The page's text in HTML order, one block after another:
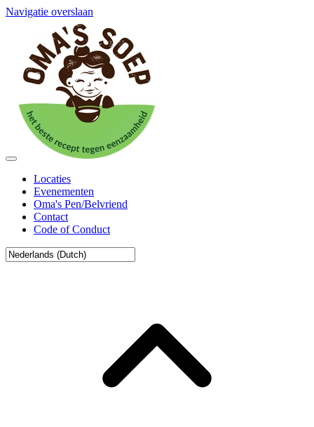
Navigatie overslaan
Locaties
Evenementen
Oma's Pen/Belvriend
Contact
Code of Conduct